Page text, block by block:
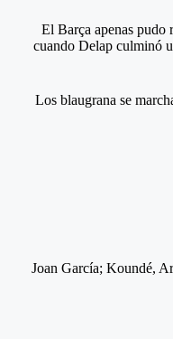
El Barça apenas pudo
cuando Delap culminó
Los blaugrana se
Joan García; Koundé,